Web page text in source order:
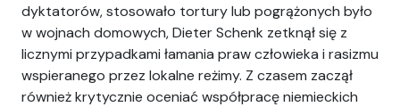
dyktatorów, stosowało tortury lub pogrążonych było
w wojnach domowych, Dieter Schenk zetknął się z
licznymi przypadkami łamania praw człowieka i rasizmu
wspieranego przez lokalne reżimy. Z czasem zaczął
również krytycznie oceniać współpracę niemieckich